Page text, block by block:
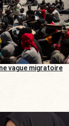
vague migratoire